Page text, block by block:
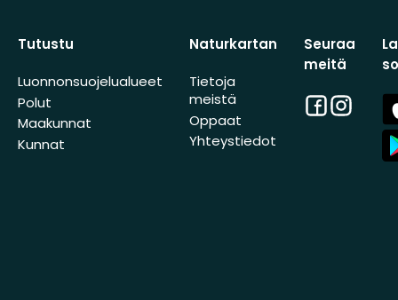
Tutustu
Luonnonsuojelualueet
Polut
Maakunnat
Kunnat
Naturkartan
Tietoja
meistä
Oppaat
Yhteystiedot
Seuraa
meitä
Facebook